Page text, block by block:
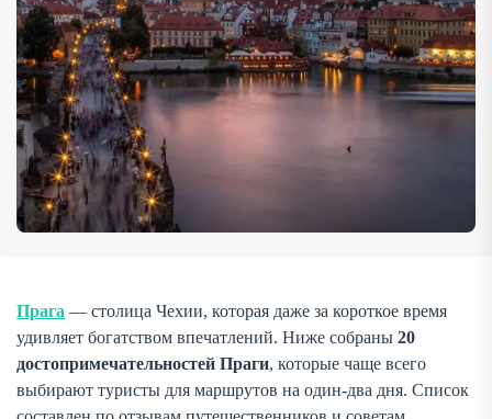
Прага — столица Чехии, которая даже за короткое время
удивляет богатством впечатлений. Ниже собраны 20
достопримечательностей Праги, которые чаще всего
выбирают туристы для маршрутов на один-два дня. Список